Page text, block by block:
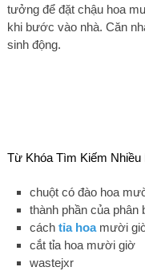
tưởng để đặt chậu hoa
khi bước vào nhà. Căn
sinh động.
Từ Khóa Tìm Kiếm Nhiều
chuột có đào hoa
thành phần của phân
cáchtỉa hoamười
cắt tỉa hoa mười giờ
wastejxr